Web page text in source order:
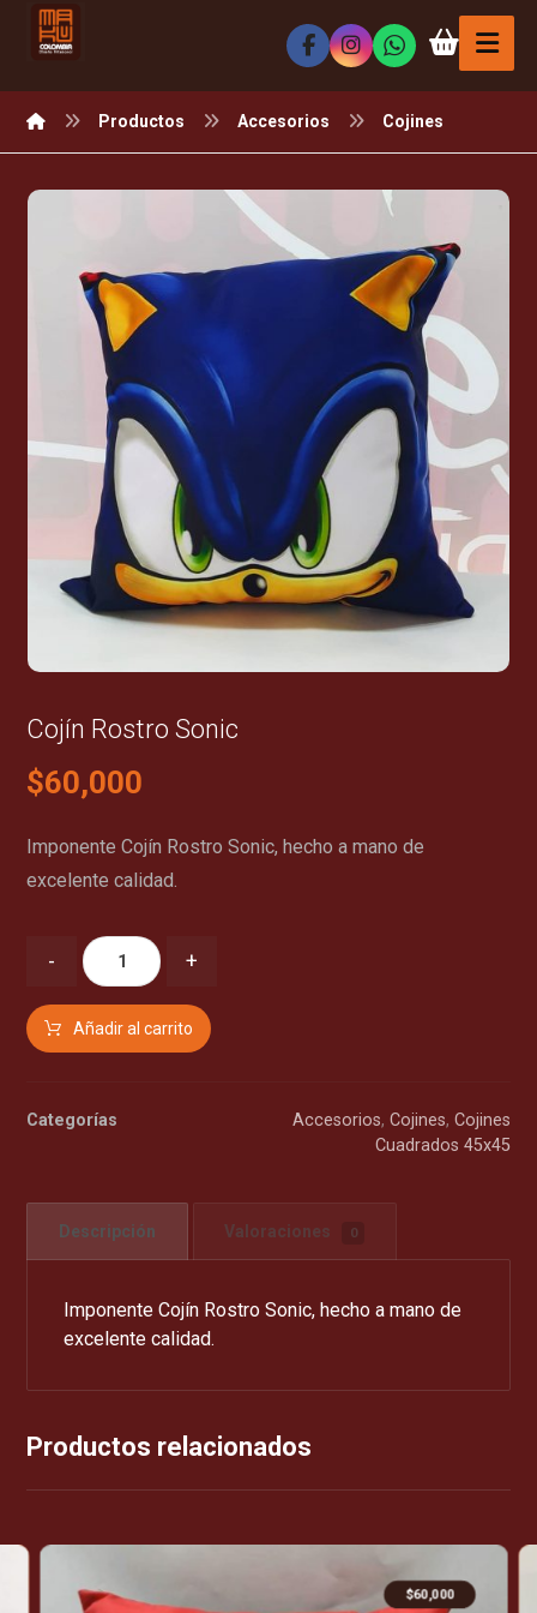
Productos Accesorios Cojines
Cojín Rostro Sonic
$60,000
Imponente Cojín Rostro Sonic, hecho a mano de
excelente calidad.
- +
Añadir al carrito
Categorías Accesorios, Cojines, Cojines
Cuadrados 45x45
Descripción Valoraciones 0
Imponente Cojín Rostro Sonic, hecho a mano de
excelente calidad.
Productos relacionados
$60,000